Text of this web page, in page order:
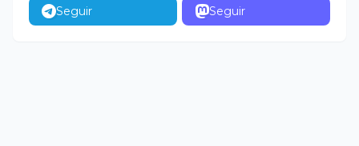
Seguir Seguir